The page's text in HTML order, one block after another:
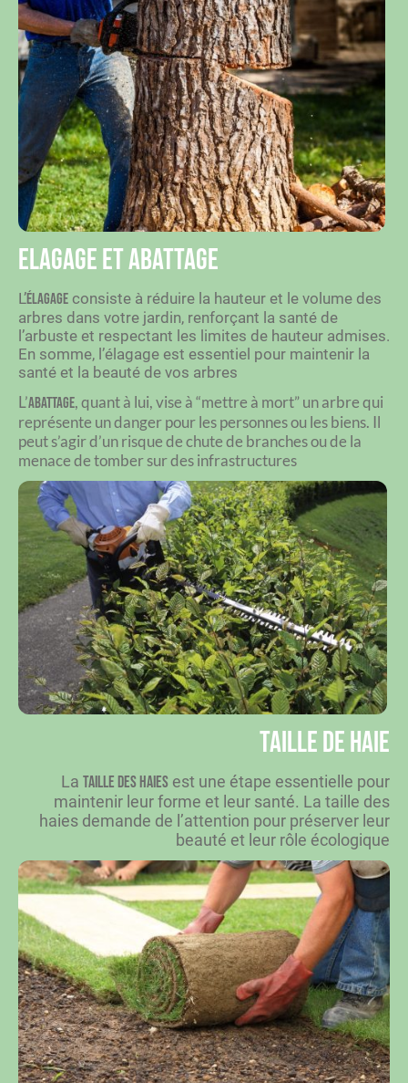
Elagage et abattage
L’élagage consiste à réduire la hauteur et le volume des
arbres dans votre jardin, renforçant la santé de
l’arbuste et respectant les limites de hauteur admises.
En somme, l’élagage est essentiel pour maintenir la
santé et la beauté de vos arbres
L’abattage, quant à lui, vise à “mettre à mort” un arbre qui
représente un danger pour les personnes ou les biens. Il
peut s’agir d’un risque de chute de branches ou de la
menace de tomber sur des infrastructures
Taille de haie
La taille des haies est une étape essentielle pour
maintenir leur forme et leur santé. La taille des
haies demande de l’attention pour préserver leur
beauté et leur rôle écologique